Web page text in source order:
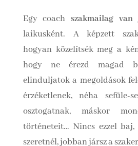
Egy coach szakmailag van
laikusként. A képzett
hogyan közelítsék meg a
hogy ne érezd magad
elinduljatok a megoldások
érzéketlenek, néha sefüle-
osztogatnak, máskor
történeteit… Nincs ezzel
szeretnél, jobban jársz a